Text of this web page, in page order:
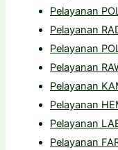
Pelayanan
Pelayanan
Pelayanan
Pelayanan
Pelayanan
Pelayanan
Pelayanan
Pelayanan